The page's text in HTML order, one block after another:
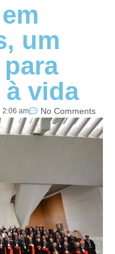
um
vida
2:06 am No Comments